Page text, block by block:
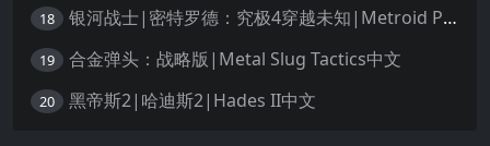
18 银河战士|密特罗德：究极4穿越未知|Metroid Prime 4: Beyond中文
19 合金弹头：战略版|Metal Slug Tactics中文
20 黑帝斯2|哈迪斯2|Hades II中文